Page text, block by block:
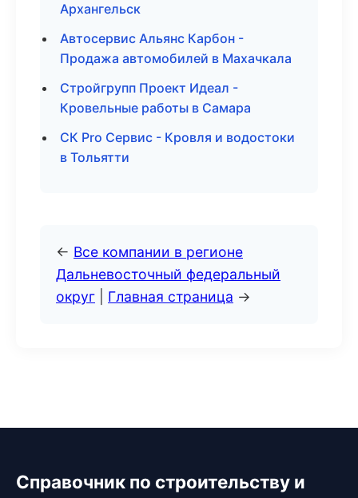
Архангельск
Автосервис Альянс Карбон -
Продажа автомобилей в Махачкала
Стройгрупп Проект Идеал -
Кровельные работы в Самара
СК Pro Сервис - Кровля и водостоки
в Тольятти
← Все компании в регионе
Дальневосточный федеральный
округ
Главная страница →
Справочник по строительству и